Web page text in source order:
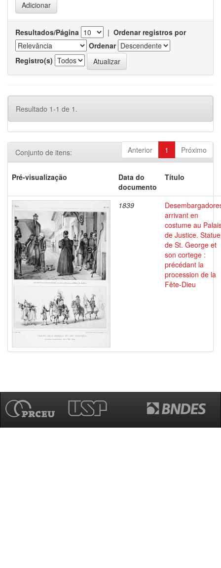
Resultados/Página | Ordenar registros por
Ordenar
Registro(s)
Resultado 1-1 de 1.
Anterior 1 Próximo
Conjunto de itens:
Pré-visualização
Data do
documento
Título
1839
arrivant en
costume au
de Justice. Statue
de St. George et
son cortege :
précédant la
procession de la
Fête-Dieu